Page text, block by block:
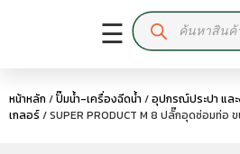
☰
หน้าหลัก /ปั๊มน้ำ-เครื่องฉีดน้ำ /อุปกรณ์ประปา และ
เกลอร์/ SUPER PRODUCT M 8 ปลั๊กอุดซ่อมท่อ